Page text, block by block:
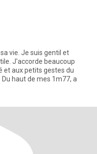
vie. Je suis gentil et
J'accorde beaucoup
et aux petits gestes du
haut de mes 1m77, a